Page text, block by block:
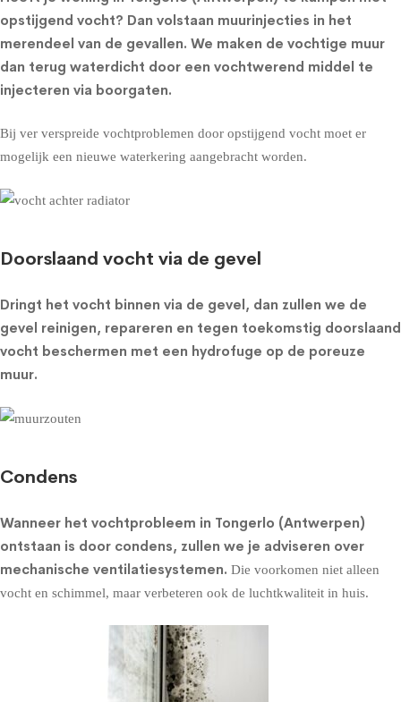
opstijgend vocht? Dan volstaan muurinjecties in het
merendeel van de gevallen. We maken de vochtige muur
dan terug waterdicht door een vochtwerend middel te
injecteren via boorgaten.
Bij ver verspreide vochtproblemen door opstijgend vocht moet er
mogelijk een nieuwe waterkering aangebracht worden.
Doorslaand vocht via de gevel
Dringt het vocht binnen via de gevel, dan zullen we de
gevel reinigen, repareren en tegen toekomstig doorslaand
vocht beschermen met een hydrofuge op de poreuze
muur.
Condens
Wanneer het vochtprobleem in Tongerlo (Antwerpen)
ontstaan is door condens, zullen we je adviseren over
mechanische ventilatiesystemen. Die voorkomen niet alleen
vocht en schimmel, maar verbeteren ook de luchtkwaliteit in huis.